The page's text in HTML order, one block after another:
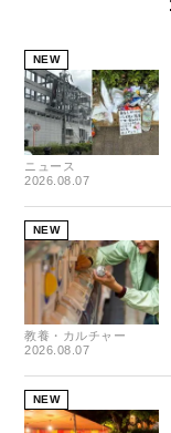
NEW
ニュース
2026.08.07
NEW
教養・カルチャー
2026.08.07
NEW